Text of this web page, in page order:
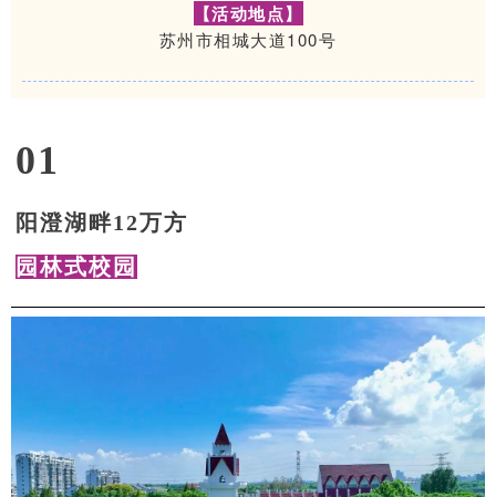
【活动地点】
苏州市相城大道100号
01
阳澄湖畔12万方
园林式校园